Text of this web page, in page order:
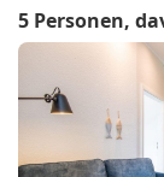
5 Personen